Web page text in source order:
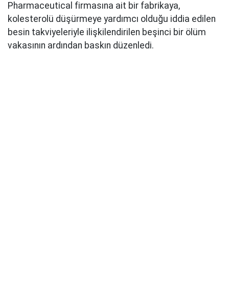
Pharmaceutical firmasına ait bir fabrikaya,
kolesterolü düşürmeye yardımcı olduğu iddia edilen
besin takviyeleriyle ilişkilendirilen beşinci bir ölüm
vakasının ardından baskın düzenledi.